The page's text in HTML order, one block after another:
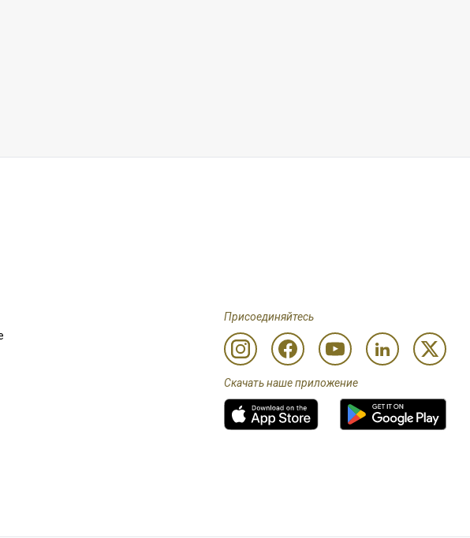
Присоединяйтесь
Скачать наше приложение